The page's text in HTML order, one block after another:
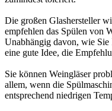
Die großen Glashersteller
empfehlen das Spülen von
Unabhängig davon, wie Sie
eine gute Idee, die
Sie können Weingläser
allem, wenn die
entsprechend niedrigen